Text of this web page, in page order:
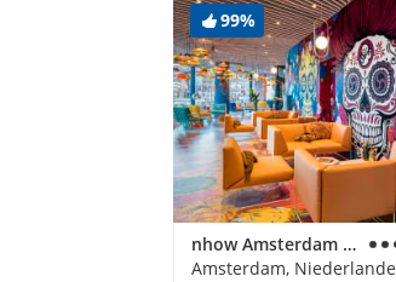
99%
nhow Amsterdam RAI
Amsterdam, Niederlande